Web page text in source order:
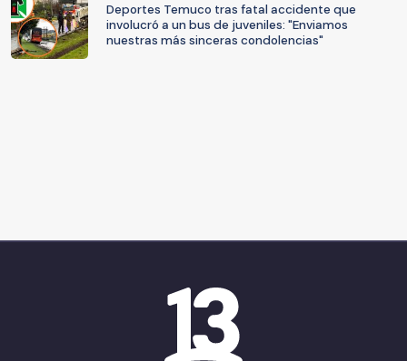
Deportes Temuco tras fatal accidente que
involucró a un bus de juveniles: "Enviamos
nuestras más sinceras condolencias"